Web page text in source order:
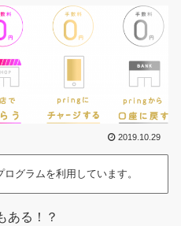
2019.10.29
グラムを利用しています。
ある！？